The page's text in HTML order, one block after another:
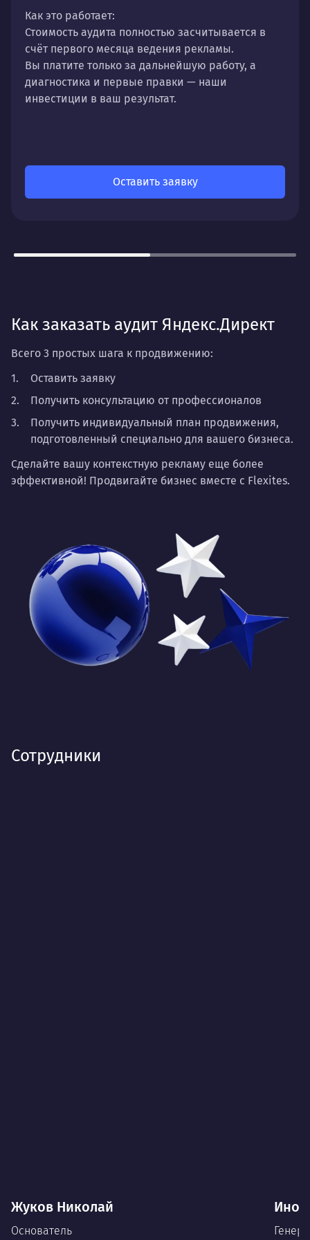
Как это работает:
Стоимость аудита полностью засчитывается в
счёт первого месяца ведения рекламы.
Вы платите только за дальнейшую работу, а
диагностика и первые правки — наши
инвестиции в ваш результат.
Оставить заявку
Как заказать аудит Яндекс.Директ
Всего 3 простых шага к продвижению:
Оставить заявку
Получить консультацию от профессионалов
Получить индивидуальный план продвижения,
подготовленный специально для вашего бизнеса.
Сделайте вашу контекстную рекламу еще более
эффективной! Продвигайте бизнес вместе с Flexites.
Сотрудники
Жуков Николай
Основатель